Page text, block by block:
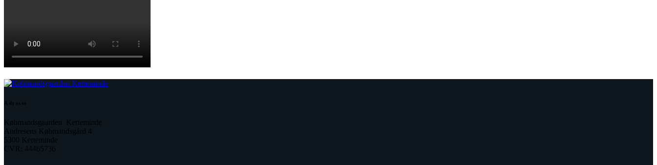
Adresse
Købmandsgaarden Kerteminde
Andresens Købmandsgård 4
5300 Kerteminde
CVR: 44465736